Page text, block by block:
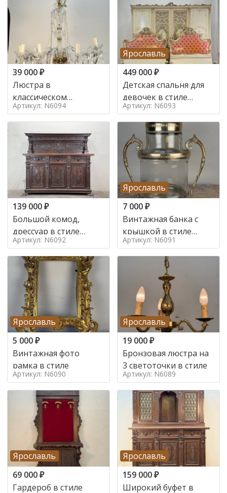
39 000₽
Люстра в
классическом
итальянском стиле на
10 ламп. в стиле
Артикул: N6094
Ярославль
449 000₽
Детская спальня для
девочек в стиле
итальянского барокко
в стиле
Артикул: N6093
139 000₽
Большой комод,
дрессуар в стиле
ренессанс,
Артикул: N6092
Ярославль
7 000₽
Винтажная банка с
крышкой в стиле
Италия,
Артикул: N6091
Ярославль
5 000₽
Винтажная фото
рамка в стиле
Артикул: N6090
Ярославль
19 000₽
Бронзовая люстра на
3 светоточки в стиле
Артикул: N6089
Ярославль
69 000₽
Гардероб в стиле
Ярославль
159 000₽
Широкий буфет в